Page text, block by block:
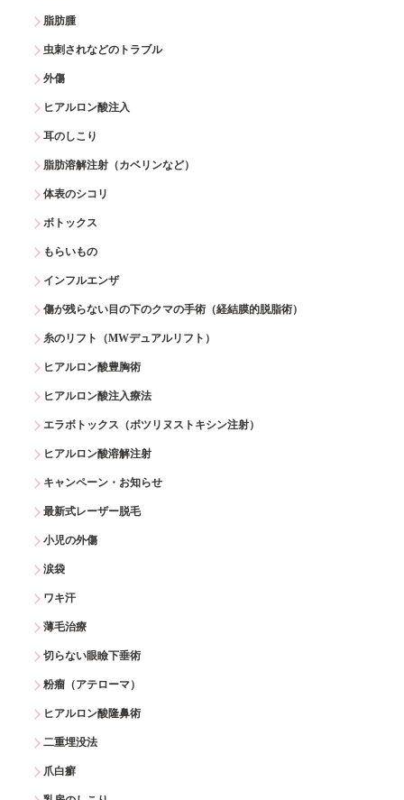
脂肪腫
虫刺されなどのトラブル
外傷
ヒアルロン酸注入
耳のしこり
脂肪溶解注射（カベリンなど）
体表のシコリ
ボトックス
もらいもの
インフルエンザ
傷が残らない目の下のクマの手術（経結膜的脱脂術）
糸のリフト（MWデュアルリフト）
ヒアルロン酸豊胸術
ヒアルロン酸注入療法
エラボトックス（ボツリヌストキシン注射）
ヒアルロン酸溶解注射
キャンペーン・お知らせ
最新式レーザー脱毛
小児の外傷
涙袋
ワキ汗
薄毛治療
切らない眼瞼下垂術
粉瘤（アテローマ）
ヒアルロン酸隆鼻術
二重埋没法
爪白癬